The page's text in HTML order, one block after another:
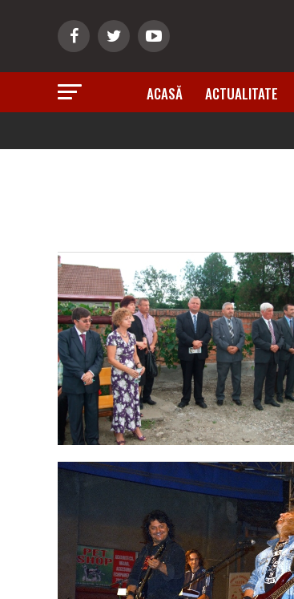
ACASĂ ACTUALITATE